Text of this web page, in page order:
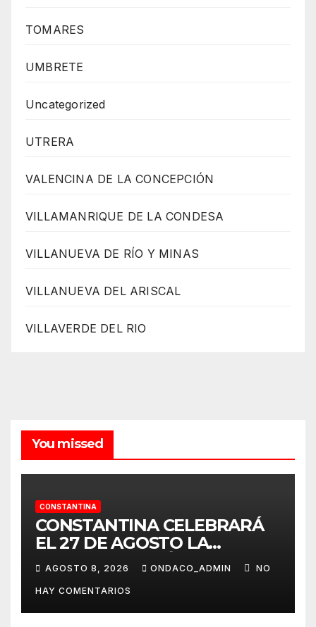
TOMARES
UMBRETE
Uncategorized
UTRERA
VALENCINA DE LA CONCEPCIÓN
VILLAMANRIQUE DE LA CONDESA
VILLANUEVA DE RÍO Y MINAS
VILLANUEVA DEL ARISCAL
VILLAVERDE DEL RIO
You missed
CONSTANTINA
CONSTANTINA CELEBRARÁ
EL 27 DE AGOSTO LA
TERCERA EDICIÓN DE SU
CERTAMEN TAURINO
ALAMBIQUE DE PLATA»
AGOSTO 8, 2026 ONDACO_ADMIN NO
HAY COMENTARIOS